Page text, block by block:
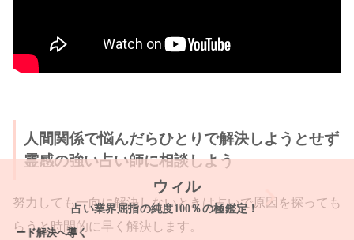
人間関係で悩んだらひとりで解決しようとせず
霊感の強い占い師に相談しよう
努力しても一向に解決しないときは占いで原因を探っても
らうと時間的に早く解決します。
ウィル
占い業界屈指の純度100％の極鑑定！
解決へ導く